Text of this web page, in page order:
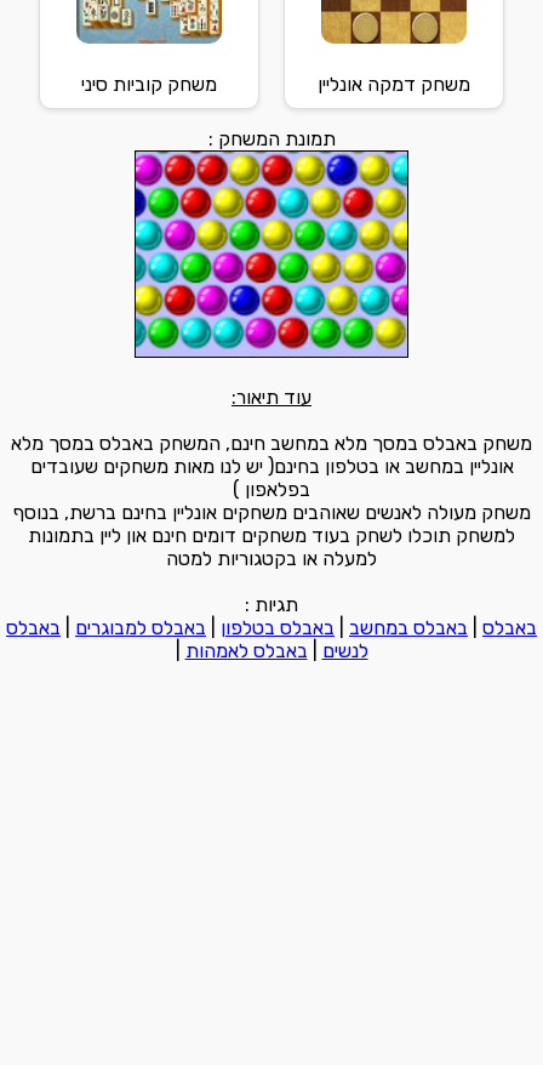
משחק דמקה אונליין משחק קוביות סיני
תמונת המשחק :
עוד תיאור:
משחק באבלס במסך מלא במחשב חינם, המשחק באבלס במסך מלא
אונליין במחשב או בטלפון בחינם( יש לנו מאות משחקים שעובדים
בפלאפון )
משחק מעולה לאנשים שאוהבים משחקים אונליין בחינם ברשת, בנוסף
למשחק תוכלו לשחק בעוד משחקים דומים חינם און ליין בתמונות
למעלה או בקטגוריות למטה
תגיות :
באבלס
באבלס במחשב באבלס בטלפון באבלס למבוגרים
באבלס
לנשים
באבלס לאמהות